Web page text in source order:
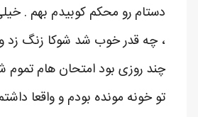
دستام رو محکم کوبیدم بهم .
، چه قدر خوب شد شوکا زنگ زد
چند روزی بود امتحان هام
تو خونه مونده بودم و واقعا